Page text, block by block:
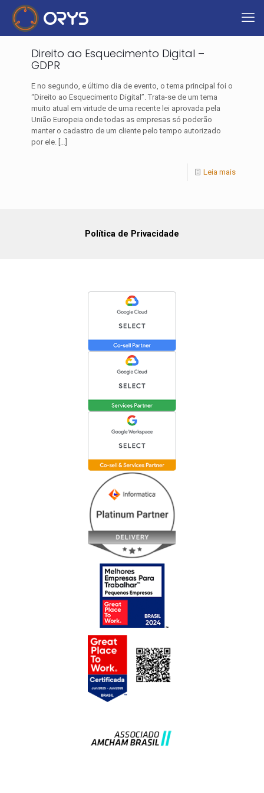
Direito ao Esquecimento Digital –
GDPR
E no segundo, e último dia de evento, o tema principal foi o
“Direito ao Esquecimento Digital”. Trata-se de um tema
muito atual em virtude de uma recente lei aprovada pela
União Europeia onde todas as empresas só poderão
manter o cadastro de um cliente pelo tempo autorizado
por ele. […]
Leia mais
Política de Privacidade